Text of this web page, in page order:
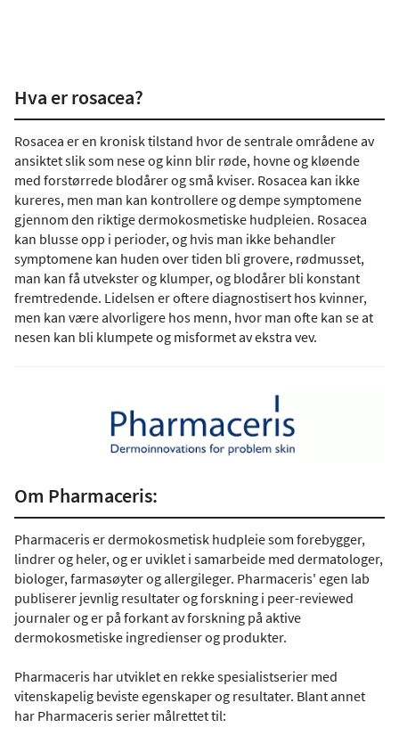
Hva er rosacea?
Rosacea er en kronisk tilstand hvor de sentrale områdene av
ansiktet slik som nese og kinn blir røde, hovne og kløende
med forstørrede blodårer og små kviser. Rosacea kan ikke
kureres, men man kan kontrollere og dempe symptomene
gjennom den riktige dermokosmetiske hudpleien. Rosacea
kan blusse opp i perioder, og hvis man ikke behandler
symptomene kan huden over tiden bli grovere, rødmusset,
man kan få utvekster og klumper, og blodårer bli konstant
fremtredende. Lidelsen er oftere diagnostisert hos kvinner,
men kan være alvorligere hos menn, hvor man ofte kan se at
nesen kan bli klumpete og misformet av ekstra vev.
Om Pharmaceris:
Pharmaceris er dermokosmetisk hudpleie som forebygger,
lindrer og heler, og er uviklet i samarbeide med dermatologer,
biologer, farmasøyter og allergileger. Pharmaceris' egen lab
publiserer jevnlig resultater og forskning i peer-reviewed
journaler og er på forkant av forskning på aktive
dermokosmetiske ingredienser og produkter.
Pharmaceris har utviklet en rekke spesialistserier med
vitenskapelig beviste egenskaper og resultater. Blant annet
har Pharmaceris serier målrettet til: